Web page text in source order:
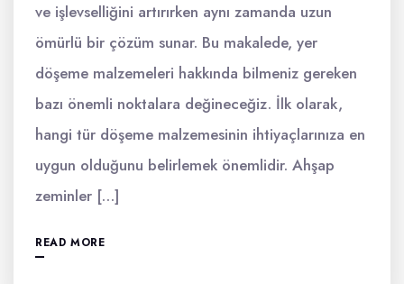
ve işlevselliğini artırırken aynı zamanda uzun
ömürlü bir çözüm sunar. Bu makalede, yer
döşeme malzemeleri hakkında bilmeniz gereken
bazı önemli noktalara değineceğiz. İlk olarak,
hangi tür döşeme malzemesinin ihtiyaçlarınıza en
uygun olduğunu belirlemek önemlidir. Ahşap
zeminler […]
READ MORE